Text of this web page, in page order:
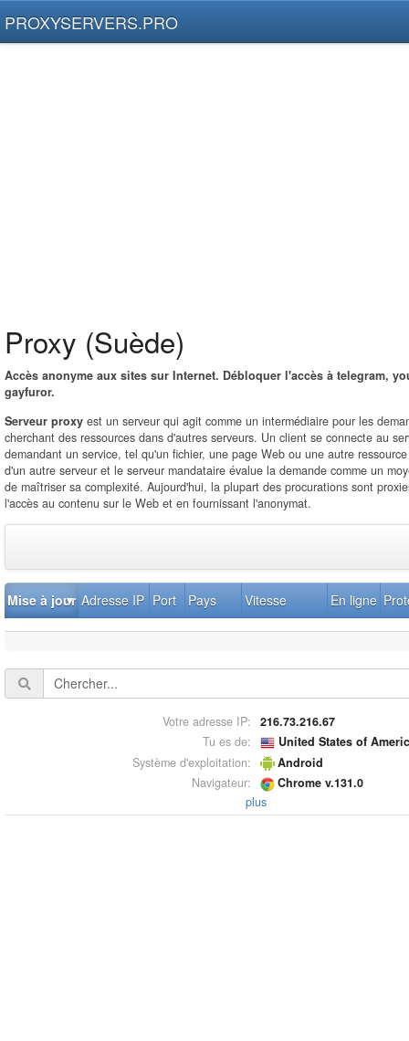
PROXYSERVERS.PRO
Proxy (Suède)
Accès anonyme aux sites sur Internet. Débloquer l'accès à telegram,
gayfuror.
Serveur proxy est un serveur qui agit comme un intermédiaire pour les
cherchant des ressources dans d'autres serveurs. Un client se connecte au
demandant un service, tel qu'un fichier, une page Web ou une autre
d'un autre serveur et le serveur mandataire évalue la demande comme un
de maîtriser sa complexité. Aujourd'hui, la plupart des procurations sont
l'accès au contenu sur le Web et en fournissant l'anonymat.
Mise à jour Adresse IP Port Pays Vitesse En ligne
Votre adresse IP:
216.73.216.67
Tu es de:
United States of
Système d'exploitation:
Android
Navigateur:
Chrome v.131.0
plus